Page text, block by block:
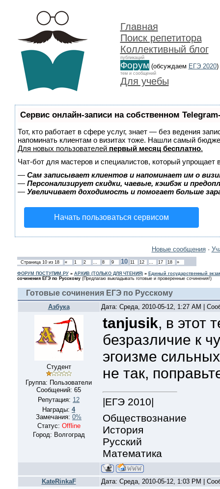
Главная
Поиск репетитора
Коллективный блог
публикаций
Форум (обсуждаем ЕГЭ 2020)
тем и сообщений
Для учебы
Сервис онлайн-записи на собственном
Тот, кто работает в сфере услуг, знает — без ведения
напоминать клиентам о визитах тоже. Нашли самый
Для новых пользователей первый месяц бесплатно.
Чат-бот для мастеров и специалистов, который упрощает
— Сам записывает клиентов и напоминает им о
— Персонализирует скидки, чаевые, кэшбэк и
— Увеличивает доходимость и помогает больше
Начать пользоваться сервисом
Новые сообщения·
Страница 10из 18 « 1 2 … 8 9 10 11 12 … 17 18 »
ФОРУМ ПОСТУПИМ.РУ» АРХИВ (ТОЛЬКО ДЛЯ ЧТЕНИЯ)» Единый государственный
сочинения ЕГЭ по Русскому (Предлагаю выкладывать готовые и проверенные сочинения!)
Готовые сочинения ЕГЭ по Русскому
Азбука Дата: Среда, 2010-05-12, 1:27 AM |
Студент
Группа: Пользователи
Сообщений: 65
Репутация: 12
Награды: 4
Замечания: 0%
Статус: Offline
Город: Волгоград
tanjusik, в этот
безразличие к
эгоизме
не так,
|ЕГЭ 2010|
Обществознание
История
Русский
Математика
KateRinkaF Дата: Среда, 2010-05-12, 1:03 PM |